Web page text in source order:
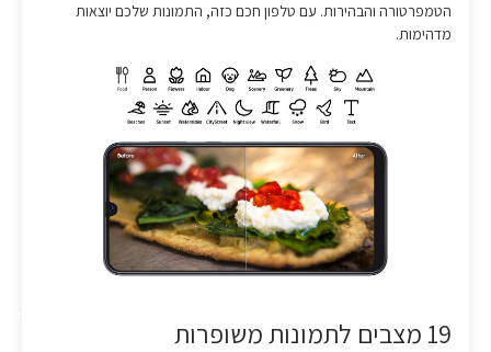
הטמפרטורה והבהירות. עם טלפון חכם כזה, התמונות שלכם יוצאות
מדהימות.
19 מצבים לתמונות משופרות